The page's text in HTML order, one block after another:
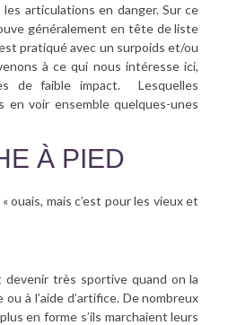
articulations en danger. Sur ce
généralement en tête de liste
pratiqué avec un surpoids et/ou
à ce qui nous intéresse ici,
de faible impact. Lesquelles
en voir ensemble quelques-unes
À PIED
ouais, mais c’est pour les vieux et
devenir très sportive quand on la
à l’aide d’artifice. De nombreux
en forme s’ils marchaient leurs